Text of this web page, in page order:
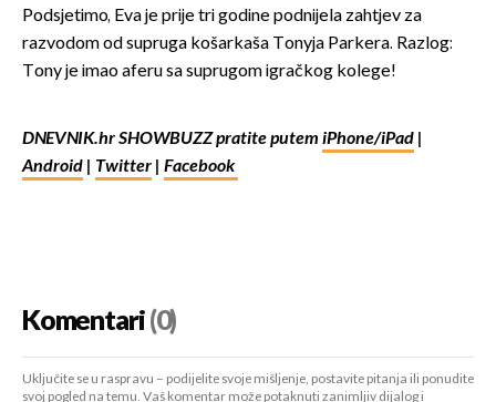
Podsjetimo, Eva je prije tri godine podnijela zahtjev za
razvodom od supruga košarkaša Tonyja Parkera. Razlog:
Tony je imao aferu sa suprugom igračkog kolege!
DNEVNIK.hr SHOWBUZZ pratite putem iPhone/iPad |
Android | Twitter | Facebook
Komentari(0)
Uključite se u raspravu – podijelite svoje mišljenje, postavite pitanja ili ponudite
svoj pogled na temu. Vaš komentar može potaknuti zanimljiv dijalog i